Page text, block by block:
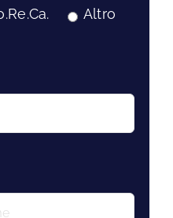
Altro